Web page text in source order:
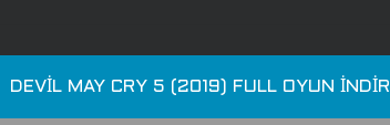
DEVIL MAY CRY 5 (2019) FULL OYUN İNDIR